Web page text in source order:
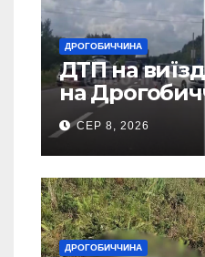
ДРОГОБИЧЧИНА
ДТП на
на
СЕР 8, 2026
ДРОГОБИЧЧИНА